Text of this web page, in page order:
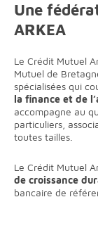
Une
ARKEA
Le Crédit Mutuel
Mutuel de
spécialisées qui
la finance et de
accompagne au
particuliers,
toutes tailles.
Le Crédit Mutuel
de croissance
bancaire de